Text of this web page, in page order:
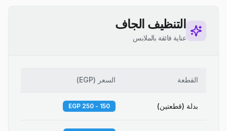
التنظيف الجاف
عناية فائقة بالملابس
القطعة السعر (
EGP
)
بدلة (قطعتين) 150 - 250 EGP